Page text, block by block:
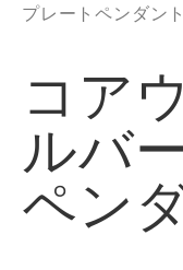
プレートペンダント
コア
ルバ
ペン